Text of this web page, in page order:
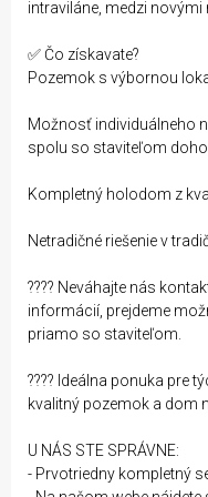
intraviláne, medzi
✅ Čo získavate?
Pozemok s výbornou
Možnosť individuálneho
spolu so staviteľom
Kompletný holodom z
Netradičné riešenie v
???? Neváhajte nás
informácií, prejdeme
priamo so staviteľom.
???? Ideálna ponuka pre
kvalitný pozemok a dom
U NÁS STE SPRÁVNE:
- Prvotriedny kompletný